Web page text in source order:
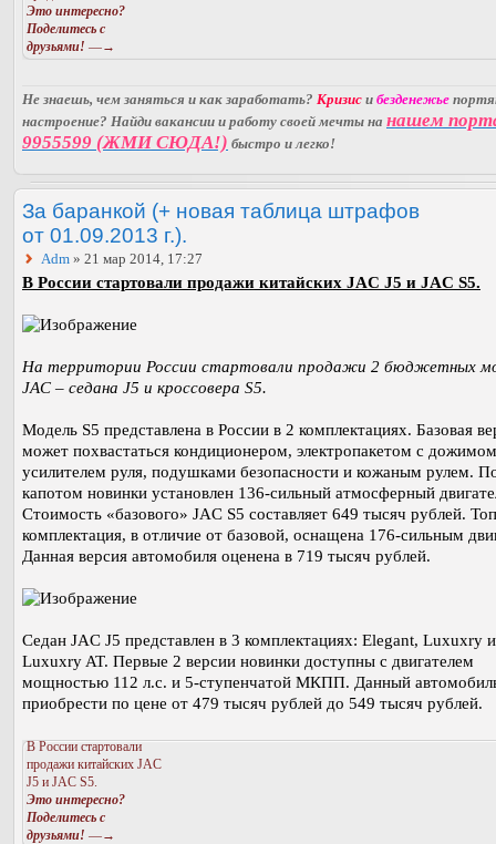
Это интересно?
Поделитесь с
друзьями! —→
Не знаешь, чем заняться и как заработать? Кризис и безденежье
настроение? Найди вакансии и работу своей мечты на нашем
9955599 (ЖМИ СЮДА!) быстро и легко!
За баранкой (+ новая таблица штрафов
от 01.09.2013 г.).
Adm » 21 мар 2014, 17:27
В России стартовали продажи китайских JAC J5 и JAC S5.
На территории России стартовали продажи 2 бюджетных
JAC – седана J5 и кроссовера S5.
Модель S5 представлена в России в 2 комплектациях. Базовая
может похвастаться кондиционером, электропакетом с
усилителем руля, подушками безопасности и кожаным рулем.
капотом новинки установлен 136-сильный атмосферный
Стоимость «базового» JAC S5 составляет 649 тысяч рублей.
комплектация, в отличие от базовой, оснащена 176-сильным
Данная версия автомобиля оценена в 719 тысяч рублей.
Седан JAC J5 представлен в 3 комплектациях: Elegant, Luxuxry и
Luxuxry AT. Первые 2 версии новинки доступны с двигателем
мощностью 112 л.с. и 5-ступенчатой МКПП. Данный
приобрести по цене от 479 тысяч рублей до 549 тысяч рублей.
В России стартовали
продажи китайских JAC
J5 и JAC S5.
Это интересно?
Поделитесь с
друзьями! —→